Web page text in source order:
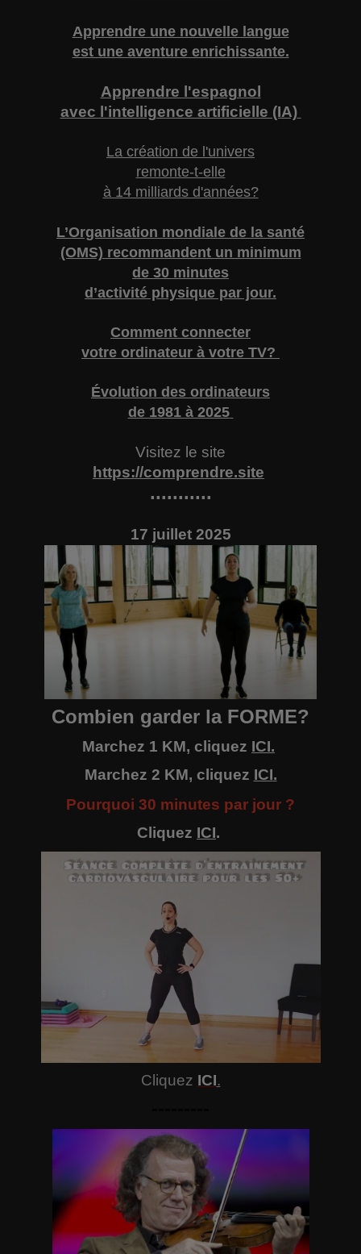
Apprendre une nouvelle langue
est une aventure enrichissante.
Apprendre l'espagnol
avec l'intelligence artificielle (IA)
La création de l'univers
remonte-t-elle
à 14 milliards d'années?
L’Organisation mondiale de la santé
(OMS) recommandent un minimum
de 30 minutes
d’activité physique par jour.
Comment connecter
votre ordinateur à votre TV?
Évolution des ordinateurs
de 1981 à 2025
Visitez le site
https://comprendre.site
...........
17 juillet 2025
Combien garder la FORME?
Marchez 1 KM, cliquez ICI.
Marchez 2 KM, cliquez ICI.
Pourquoi 30 minutes par jour ?
Cliquez ICI.
Cliquez ICI.